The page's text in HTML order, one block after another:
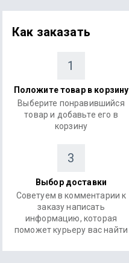
Как заказать
1
Положите товар в корзину
Выберите понравившийся
товар и добавьте его в
корзину
3
Выбор доставки
Советуем в комментарии к
заказу написать
информацию, которая
поможет курьеру вас найти